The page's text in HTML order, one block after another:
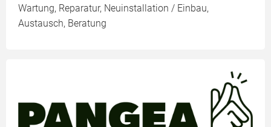
Wartung, Reparatur, Neuinstallation / Einbau,
Austausch, Beratung